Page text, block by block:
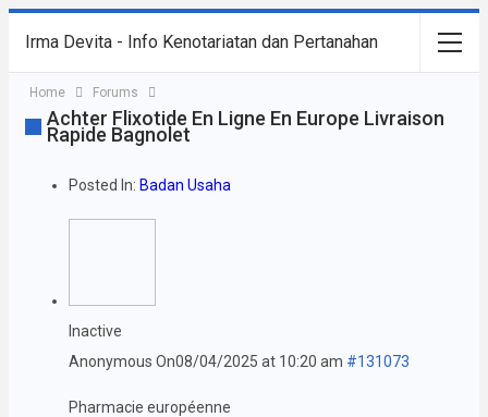
Irma Devita - Info Kenotariatan dan Pertanahan
Home Forums
Achter Flixotide En Ligne En Europe Livraison
Rapide Bagnolet
Posted In: Badan Usaha
Inactive
Anonymous On08/04/2025 at 10:20 am #131073
Pharmacie européenne